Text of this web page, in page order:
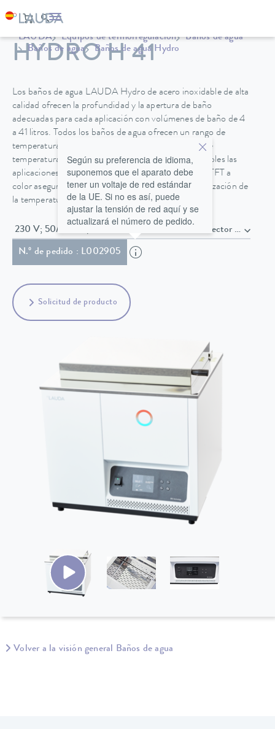
LAUDA Equipos de termorregulación
Baños de agua
Baños de agua
Baños de agua Hydro
HYDRO H 41
Los baños de agua LAUDA Hydro de acero inoxidable de alta
calidad ofrecen la profundidad y la apertura de baño
adecuadas para cada aplicación con volúmenes de baño de 4
a 41 litros. Todos los baños de agua ofrecen un rango de
temperatura de hasta 100 °C con una constancia de
temperatura de ±0,1 K, por lo que también son posibles las
aplicaciones en el rango de ebullición. Una pantalla TFT a
color asegura una operación intuitiva con una visualización de
la temperatura en °C y °F.
230 V; 50/60 Hz , Cable de alimentación con conector
N.º de pedido : L002905
Según su preferencia de idioma,
suponemos que el aparato debe
tener un voltaje de red estándar
de la UE. Si no es así, puede
ajustar la tensión de red aquí y se
actualizará el número de pedido.
Solicitud de producto
Volver a la visión general Baños de agua